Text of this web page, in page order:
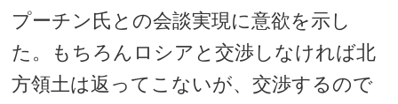
プーチン氏との会談実現に意欲を示し
た。もちろんロシアと交渉しなければ北
方領土は返ってこないが、交渉するので